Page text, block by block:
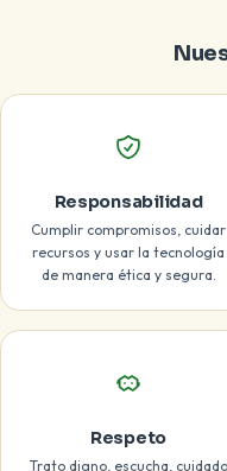
Responsabilidad
Cumplir compromisos, cuidar
recursos y usar la tecnología
de manera ética y segura.
Respeto
Trato digno, escucha, cuidado